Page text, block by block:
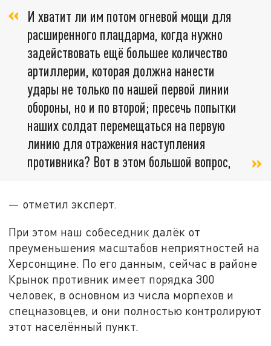
И хватит ли им потом огневой мощи для
расширенного плацдарма, когда нужно
задействовать ещё большее количество
артиллерии, которая должна нанести
удары не только по нашей первой линии
обороны, но и по второй; пресечь попытки
наших солдат перемещаться на первую
линию для отражения наступления
противника? Вот в этом большой вопрос,
— отметил эксперт.
При этом наш собеседник далёк от
преуменьшения масштабов неприятностей на
Херсонщине. По его данным, сейчас в районе
Крынок противник имеет порядка 300
человек, в основном из числа морпехов и
спецназовцев, и они полностью контролируют
этот населённый пункт.